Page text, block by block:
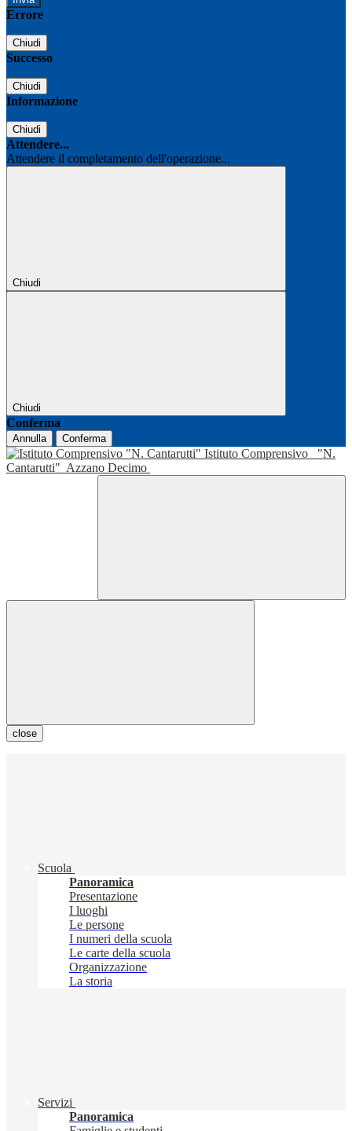
Errore
Chiudi
Successo
Chiudi
Informazione
Chiudi
Attendere...
Attendere il completamento dell'operazione...
Chiudi
Chiudi
Conferma
Annulla Conferma
Istituto Comprensivo
"N.
Cantarutti" Azzano Decimo
close
Scuola
Panoramica
Presentazione
I luoghi
Le persone
I numeri della scuola
Le carte della scuola
Organizzazione
La storia
Servizi
Panoramica